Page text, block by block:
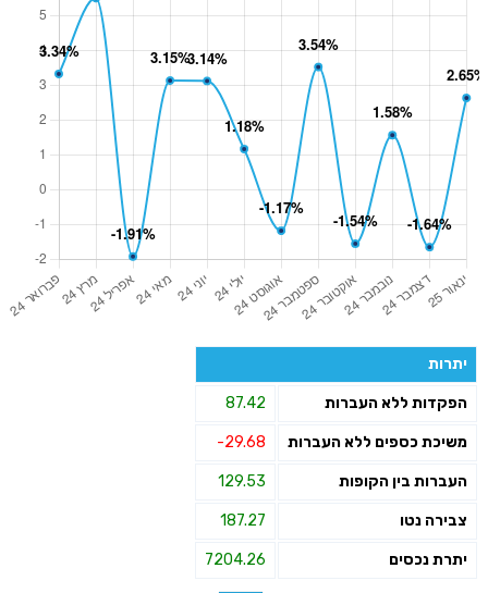
יתרות
הפקדות ללא העברות 87.42
משיכת כספים ללא העברות -29.68
העברות בין הקופות 129.53
צבירה נטו 187.27
יתרת נכסים 7204.26